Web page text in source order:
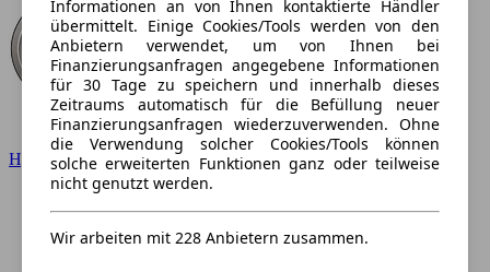
Hyundai
Informationen an von Ihnen kontaktierte Händler
übermittelt. Einige Cookies/Tools werden von den
Anbietern verwendet, um von Ihnen bei
Finanzierungsanfragen angegebene Informationen
für 30 Tage zu speichern und innerhalb dieses
Zeitraums automatisch für die Befüllung neuer
Finanzierungsanfragen wiederzuverwenden. Ohne
die Verwendung solcher Cookies/Tools können
solche erweiterten Funktionen ganz oder teilweise
nicht genutzt werden.
Wir arbeiten mit 228 Anbietern zusammen.